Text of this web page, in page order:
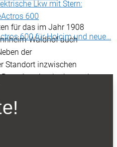
für das im Jahr 1908
Waldhof auch
der
Standort inzwischen
und
Truck.
600 für Holcim und neue…